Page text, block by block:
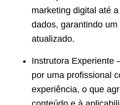
marketing digital até
dados, garantindo
atualizado.
Instrutora Experiente
por uma profissional
experiência, o que